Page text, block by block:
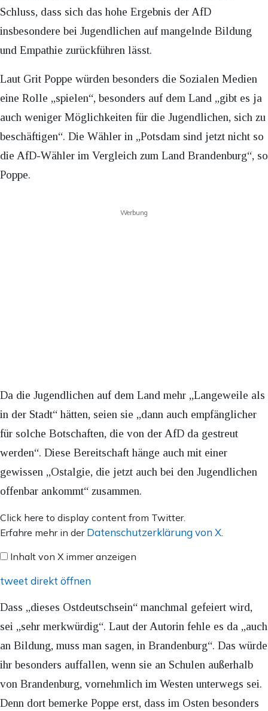
Schluss, dass sich das hohe Ergebnis der AfD
insbesondere bei Jugendlichen auf mangelnde Bildung
und Empathie zurückführen lässt.
Laut Grit Poppe würden besonders die Sozialen Medien
eine Rolle „spielen“, besonders auf dem Land „gibt es ja
auch weniger Möglichkeiten für die Jugendlichen, sich zu
beschäftigen“. Die Wähler in „Potsdam sind jetzt nicht so
die AfD-Wähler im Vergleich zum Land Brandenburg“, so
Poppe.
Werbung
Da die Jugendlichen auf dem Land mehr „Langeweile als
in der Stadt“ hätten, seien sie „dann auch empfänglicher
für solche Botschaften, die von der AfD da gestreut
werden“. Diese Bereitschaft hänge auch mit einer
gewissen „Ostalgie, die jetzt auch bei den Jugendlichen
offenbar ankommt“ zusammen.
Inhalt
von
anzeigen
Click here to display content from Twitter.
Erfahre mehr in der Datenschutzerklärung von X
Inhalt von X immer anzeigen
tweet direkt öffnen
Dass „dieses Ostdeutschsein“ manchmal gefeiert wird,
sei „sehr merkwürdig“. Laut der Autorin fehle es da „auch
an Bildung, muss man sagen, in Brandenburg“. Das würde
ihr besonders auffallen, wenn sie an Schulen außerhalb
von Brandenburg, vornehmlich im Westen unterwegs sei.
Denn dort bemerke Poppe erst, dass im Osten besonders